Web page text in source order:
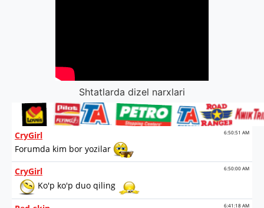
Shtatlarda dizel narxlari